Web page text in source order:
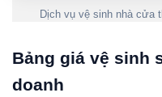
Dịch vụ vệ sinh nhà cửa
Bảng giá vệ sinh
doanh